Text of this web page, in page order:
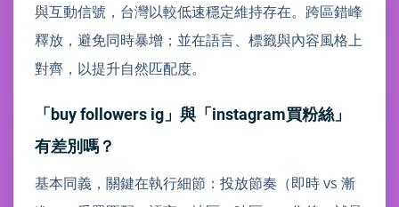
與互動信號，台灣以較低速穩定維持存在。跨區錯峰
釋放，避免同時暴增；並在語言、標籤與內容風格上
對齊，以提升自然匹配度。
「buy followers ig」與「instagram買粉絲」
有差別嗎？
基本同義，關鍵在執行細節：投放節奏（即時 vs 漸